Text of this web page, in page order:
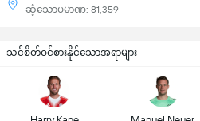
ဆံ့သောပမာဏ: 81,359
သင်စိတ်ဝင်စားနိုင်သောအရာများ -